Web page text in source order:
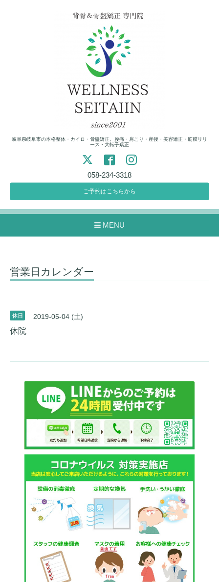
岐阜県岐阜市の本格整体・カイロ・骨盤矯正。腰痛・肩こり・産後・美容矯正・筋膜リリ
ース・大転子矯正
058-234-3318
ご予約はこちらから
MENU
営業日カレンダー
休日 2019-05-04 (土)
休院